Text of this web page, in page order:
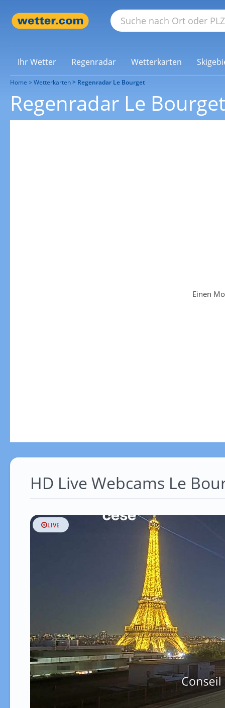
Ihr Wetter Regenradar Wetterkarten
Home Wetterkarten Regenradar Le Bourget
Regenradar Le Bourget
Einen
HD Live Webcams Le
LIVE